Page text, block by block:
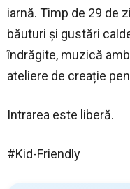
iarnă. Timp de 29 de
băuturi și gustări
îndrăgite, muzică
ateliere de creație
Intrarea este liberă.
#Kid-Friendly